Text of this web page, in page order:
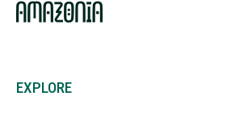
EXPLORE